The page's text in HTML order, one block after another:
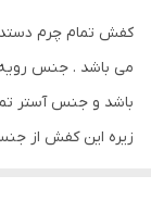
می باشد . جنس
باشد و جنس آستر
زیره این کفش از